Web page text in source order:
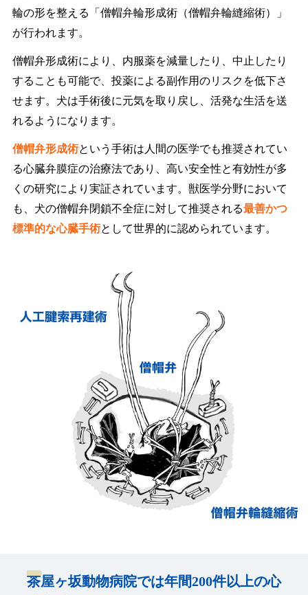
輪の形を整える「僧帽弁輪形成術（僧帽弁輪縫縮術）」
が行われます。
僧帽弁形成術により、内服薬を減量したり、中止したり
することも可能で、投薬による副作用のリスクを低下さ
せます。犬は手術後に元気を取り戻し、活発な生活を送
れるようになります。
僧帽弁形成術という手術は人間の医学でも推奨されてい
る心臓弁膜症の治療法であり、高い安全性と有効性が多
くの研究により実証されています。獣医学分野において
も、犬の僧帽弁閉鎖不全症に対して推奨される最善かつ
標準的な心臓手術として世界的に認められています。
茶屋ヶ坂動物病院では年間200件以上の心